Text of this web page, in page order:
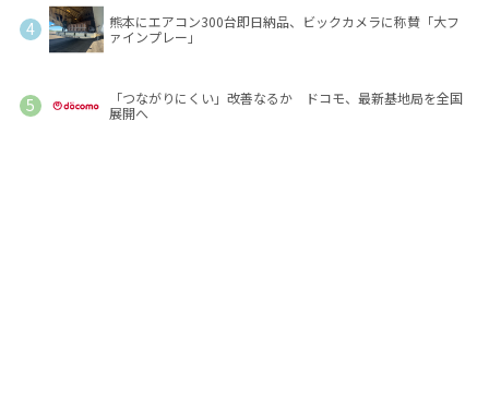
熊本にエアコン300台即日納品、ビックカメラに称賛「大フ
ァインプレー」
「つながりにくい」改善なるか ドコモ、最新基地局を全国
展開へ